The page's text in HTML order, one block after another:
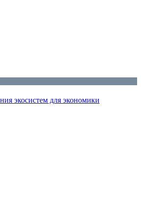
экосистем для экономики